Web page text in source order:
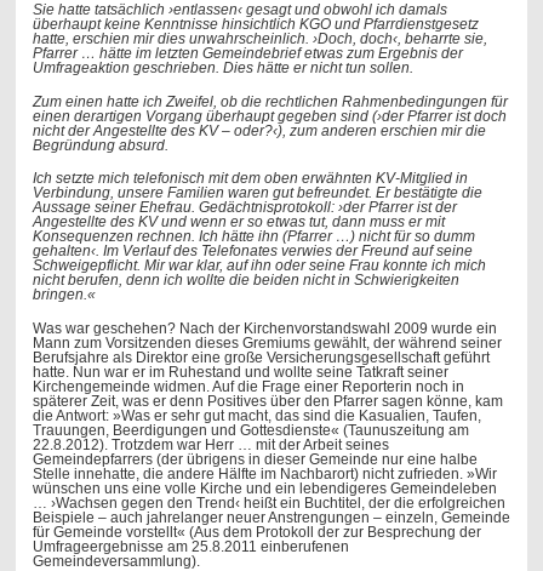
Sie hatte tatsächlich ›entlassen‹ gesagt und obwohl ich damals
überhaupt keine Kenntnisse hinsichtlich KGO und Pfarrdienstgesetz
hatte, erschien mir dies unwahrscheinlich. ›Doch, doch‹, beharrte sie,
Pfarrer … hätte im letzten Gemeindebrief etwas zum Ergebnis der
Umfrageaktion geschrieben. Dies hätte er nicht tun sollen.
Zum einen hatte ich Zweifel, ob die rechtlichen Rahmenbedingungen für
einen derartigen Vorgang überhaupt gegeben sind (›der Pfarrer ist doch
nicht der Angestellte des KV – oder?‹), zum anderen erschien mir die
Begründung ­absurd.
Ich setzte mich telefonisch mit dem oben erwähnten KV-Mitglied in
Verbindung, unsere Familien waren gut befreundet. Er bestätigte die
Aussage seiner Ehefrau. Gedächtnisprotokoll: ›der Pfarrer ist der
Angestellte des KV und wenn er so etwas tut, dann muss er mit
Konsequenzen rechnen. Ich hätte ihn (Pfarrer …) nicht für so dumm
gehalten‹. Im Verlauf des Telefonates verwies der Freund auf seine
Schweigepflicht. Mir war klar, auf ihn oder seine Frau konnte ich mich
nicht berufen, denn ich wollte die beiden nicht in Schwierigkeiten
bringen.«
Was war geschehen? Nach der Kirchenvorstandswahl 2009 wurde ein
Mann zum Vorsitzenden dieses Gremiums gewählt, der während seiner
Berufsjahre als Direktor eine große Versicherungsgesellschaft geführt
hatte. Nun war er im Ruhestand und wollte seine Tatkraft seiner
Kirchengemeinde widmen. Auf die Frage einer Reporterin noch in
späterer Zeit, was er denn Positives über den Pfarrer sagen könne, kam
die Antwort: »Was er sehr gut macht, das sind die Kasualien, Taufen,
Trauungen, Beerdigungen und Gottesdienste« (Taunuszeitung am
22.8.2012). Trotzdem war Herr … mit der Arbeit seines
Gemeindepfarrers (der übrigens in dieser Gemeinde nur eine halbe
Stelle innehatte, die andere Hälfte im Nachbarort) nicht zufrieden. »Wir
wünschen uns eine volle Kirche und ein lebendigeres Gemeindeleben
… ›Wachsen gegen den Trend‹ heißt ein Buchtitel, der die erfolgreichen
Beispiele – auch jahrelanger neuer Anstrengungen – einzeln, Gemeinde
für Gemeinde vorstellt« (Aus dem Protokoll der zur Besprechung der
Umfrageergebnisse am 25.8.2011 einberufenen
Gemeindeversammlung).